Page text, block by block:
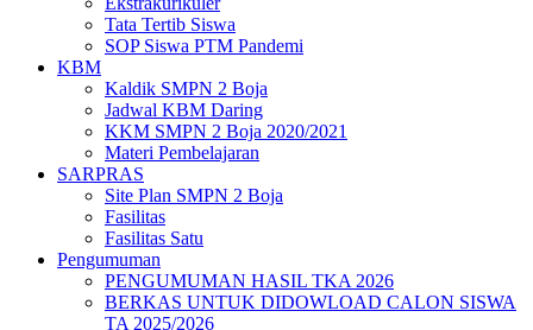
Tata Tertib Siswa
SOP Siswa PTM Pandemi
KBM
Kaldik SMPN 2 Boja
Jadwal KBM Daring
KKM SMPN 2 Boja 2020/2021
Materi Pembelajaran
SARPRAS
Site Plan SMPN 2 Boja
Fasilitas
Fasilitas Satu
Pengumuman
PENGUMUMAN HASIL TKA 2026
BERKAS UNTUK DIDOWLOAD CALON SISWA
TA 2025/2026